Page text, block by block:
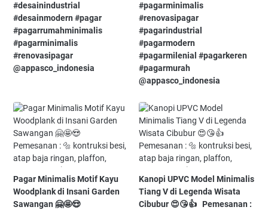
#desainindustrial⁠
#desainmodern⁠ #pagar⁠
#pagarrumahminimalis⁠
#pagarminimalis⁠
#renovasipagar⁠
@appasco_indonesia
#pagarminimalis⁠
#renovasipagar⁠
#pagarindustrial⁠
#pagarmodern⁠
#pagarmilenial⁠ #pagarkeren⁠
#pagarmurah⁠
@appasco_indonesia
Pagar Minimalis Motif Kayu
Woodplank di Insani Garden
Sawangan⁠ 🤗🤩😍⁠ ⁠ ⁠
Kanopi UPVC Model Minimalis
Tiang V di Legenda Wisata
Cibubur 😍😘👍⁠ ⁠ ⁠ Pemesanan :